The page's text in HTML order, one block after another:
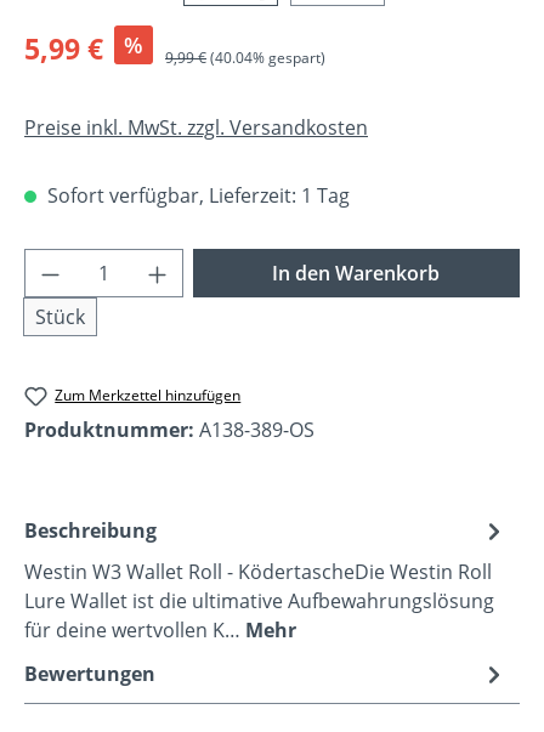
Verkaufspreis:
5,99 € % Regulärer Preis:
9,99 €(40.04% gespart)
Preise inkl. MwSt. zzgl. Versandkosten
Sofort verfügbar, Lieferzeit: 1 Tag
Produkt Anzahl: Gib den gewünschten
Stück
In den Warenkorb
Zum Merkzettel hinzufügen
Produktnummer: A138-389-OS
Beschreibung
Westin W3 Wallet Roll - KödertascheDie Westin Roll
Lure Wallet ist die ultimative Aufbewahrungslösung
für deine wertvollen K… Mehr
Bewertungen